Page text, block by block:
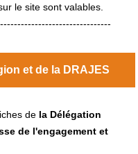
le site sont valables.
et de la DRAJES
dela Délégation
de l'engagement et